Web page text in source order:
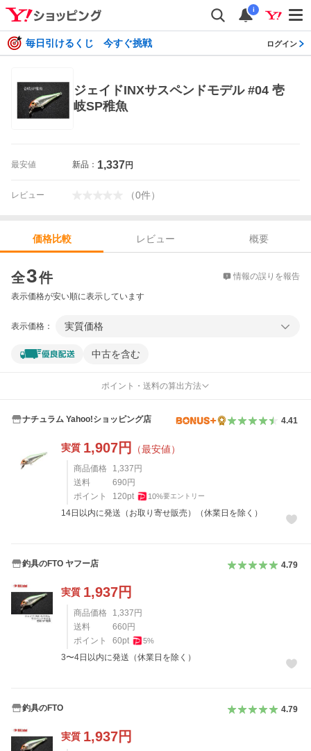
i
毎日引けるくじ 今すぐ挑戦 ログイン
ジェイドINXサスペンドモデル #04 壱
岐SP稚魚
最安値 新品： 1,337円
レビュー （0件）
価格比較 レビュー
概要
全3件 情報の誤りを報告
表示価格が安い順に表示しています
表示価格： 実質価格
中古を含む
ポイント・送料の算出方法
ナチュラム Yahoo!ショッピング店 4.41
実質 1,907円 （最安値）
商品価格 1,337 円
送料
690 円
ポイント
120pt 10%要エントリー
14日以内に発送（お取り寄せ販売）（休業日を除く）
釣具のFTO ヤフー店 4.79
実質 1,937円
商品価格 1,337 円
送料
660 円
ポイント
60pt 5%
3〜4日以内に発送（休業日を除く）
釣具のFTO 4.79
実質 1,937円